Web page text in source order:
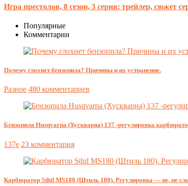
Игра престолов, 8 сезон, 3 серия: трейлер, сюжет
Популярные
Комментарии
Почему глохнет бензопила? Причины и их устранение.
Разное 480 комментариев
Бензопила Husqvarna (Хускварна) 137 -регулировка
137e 23 комментария
Карбюратор Sthil MS180 (Штиль 180). Регулировка — не, не